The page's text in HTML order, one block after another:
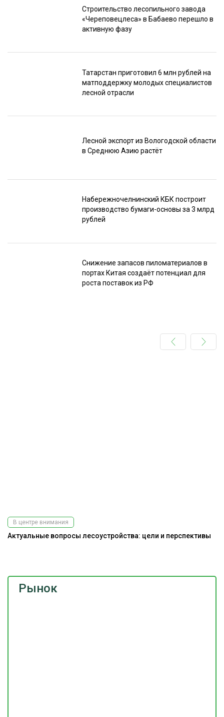
Строительство лесопильного завода
«Череповецлеса» в Бабаево перешло в
активную фазу
Татарстан приготовил 6 млн рублей на
матподдержку молодых специалистов
лесной отрасли
Лесной экспорт из Вологодской области
в Среднюю Азию растёт
Набережночелнинский КБК построит
производство бумаги-основы за 3 млрд
рублей
Снижение запасов пиломатериалов в
портах Китая создаёт потенциал для
роста поставок из РФ
Рынок
В центре внимания
Актуальные вопросы лесоустройства: цели и перспективы